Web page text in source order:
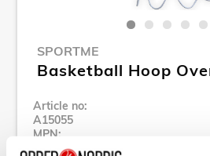
SPORTME
Basketball Hoop
Article no:
A15055
MPN:
4581